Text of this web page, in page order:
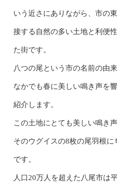
いう近さにありながら、市の
接する自然の多い土地と利便
た街です。
八つの尾という市の名前の由
なかでも春に美しい鳴き声を
紹介します。
この土地にとても美しい鳴き
そのウグイスの8枚の尾羽根に
です。
人口20万人を超えた八尾市は